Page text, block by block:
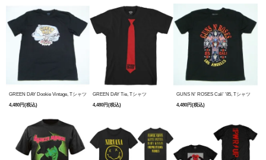
GREEN DAY Dookie Vintage, Tシャツ
4,480円(税込)
GREEN DAY Tie, Tシャツ
4,480円(税込)
GUNS N' ROSES Cali' '85, Tシャツ
4,480円(税込)